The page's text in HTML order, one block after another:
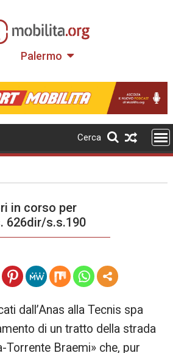
Palermo
Cerca
in corso per
626dir/s.s.190
re
dall’Anas alla Tecnis spa
di un tratto della strada
Torrente Braemi» che, pur